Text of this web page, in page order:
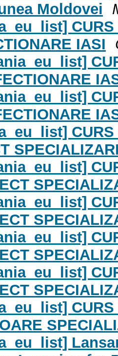
Moldovei
CURS
IASI
CURS
CURS